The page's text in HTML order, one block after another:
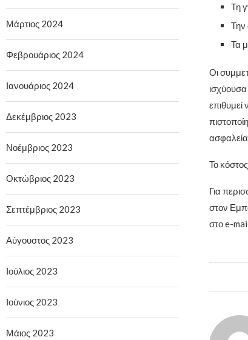
Τη
Την
Τα
Οι
Το
Για
στον
στο e-
Μάρτιος 2024
Φεβρουάριος 2024
Ιανουάριος 2024
Δεκέμβριος 2023
Νοέμβριος 2023
Οκτώβριος 2023
Σεπτέμβριος 2023
Αύγουστος 2023
Ιούλιος 2023
Ιούνιος 2023
Μάιος 2023